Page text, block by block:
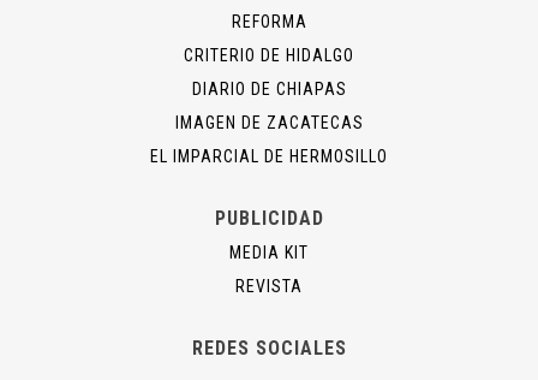
REFORMA
CRITERIO DE HIDALGO
DIARIO DE CHIAPAS
IMAGEN DE ZACATECAS
EL IMPARCIAL DE HERMOSILLO
PUBLICIDAD
MEDIA KIT
REVISTA
REDES SOCIALES